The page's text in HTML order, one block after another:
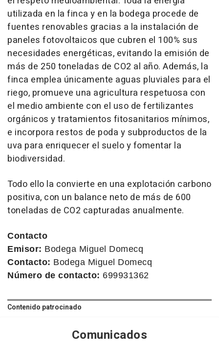
utilizada en la finca y en la bodega procede de
fuentes renovables gracias a la instalación de
paneles fotovoltaicos que cubren el 100% sus
necesidades energéticas, evitando la emisión de
más de 250 toneladas de CO2 al año. Además, la
finca emplea únicamente aguas pluviales para el
riego, promueve una agricultura respetuosa con
el medio ambiente con el uso de fertilizantes
orgánicos y tratamientos fitosanitarios mínimos,
e incorpora restos de poda y subproductos de la
uva para enriquecer el suelo y fomentar la
biodiversidad.
Todo ello la convierte en una explotación carbono
positiva, con un balance neto de más de 600
toneladas de CO2 capturadas anualmente.
Contacto
Emisor: Bodega Miguel Domecq
Contacto: Bodega Miguel Domecq
Número de contacto: 699931362
Contenido patrocinado
Comunicados